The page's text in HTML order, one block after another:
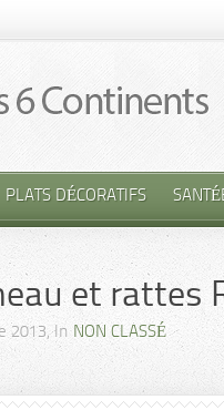
PLATS DÉCORATIFS
et rattes
2013, InNON CLASSÉ